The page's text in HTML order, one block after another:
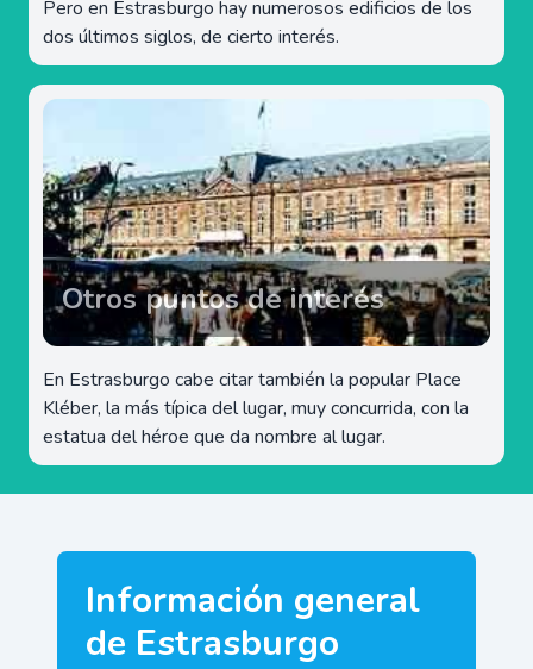
Pero en Estrasburgo hay numerosos edificios de los
dos últimos siglos, de cierto interés.
Otros puntos de interés
En Estrasburgo cabe citar también la popular Place
Kléber, la más típica del lugar, muy concurrida, con la
estatua del héroe que da nombre al lugar.
Información general
de Estrasburgo